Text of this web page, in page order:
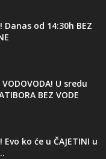
Danas od 14:30h BEZ
VODOVODA! U sredu
BEZ VODE
Evo ko će u ČAJETINI u